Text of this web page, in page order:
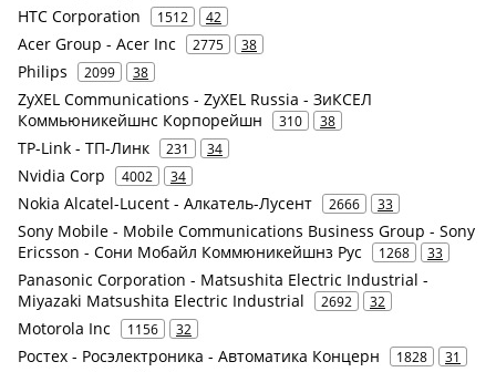
HTC Corporation 1512 42
Acer Group - Acer Inc 2775 38
Philips 2099 38
ZyXEL Communications - ZyXEL Russia - ЗиКСЕЛ
Коммьюникейшнс Корпорейшн
310 38
TP-Link - ТП-Линк 231 34
Nvidia Corp 4002 34
Nokia Alcatel-Lucent - Алкатель-Лусент 2666 33
Sony Mobile - Mobile Communications Business Group - Sony
Ericsson - Сони Мобайл Коммюникейшнз Рус
1268 33
Panasonic Corporation - Matsushita Electric Industrial -
Miyazaki Matsushita Electric Industrial
2692 32
Motorola Inc 1156 32
Ростех - Росэлектроника - Автоматика Концерн 1828 31